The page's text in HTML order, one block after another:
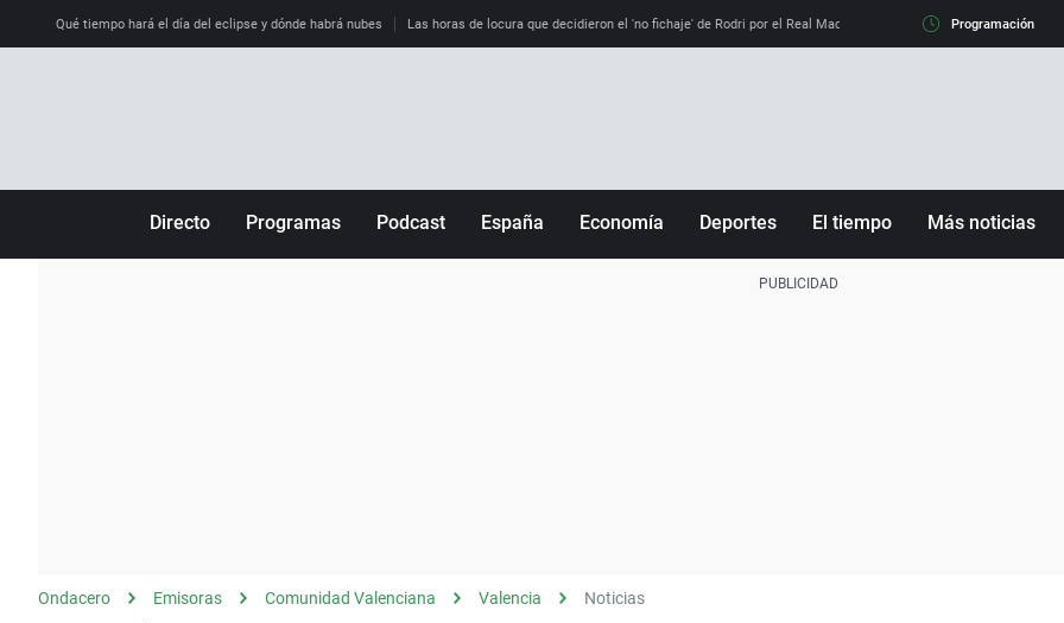
Qué tiempo hará el día del eclipse y dónde habrá nubes Las horas de locura que decidieron el 'no fichaje' de Rodri por el Real Madrid y su 'sí' al Barça La llamada
Programación
Directo Programas Podcast España Economía Deportes El tiempo Más noticias
Ondacero Emisoras Comunidad Valenciana Valencia Noticias